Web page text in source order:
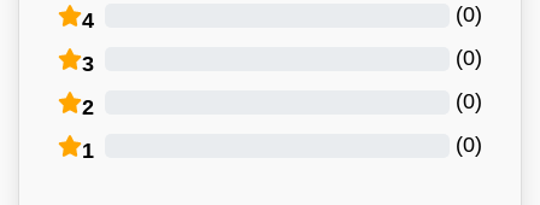
4 (
0
)
3 (
0
)
2 (
0
)
1 (
0
)